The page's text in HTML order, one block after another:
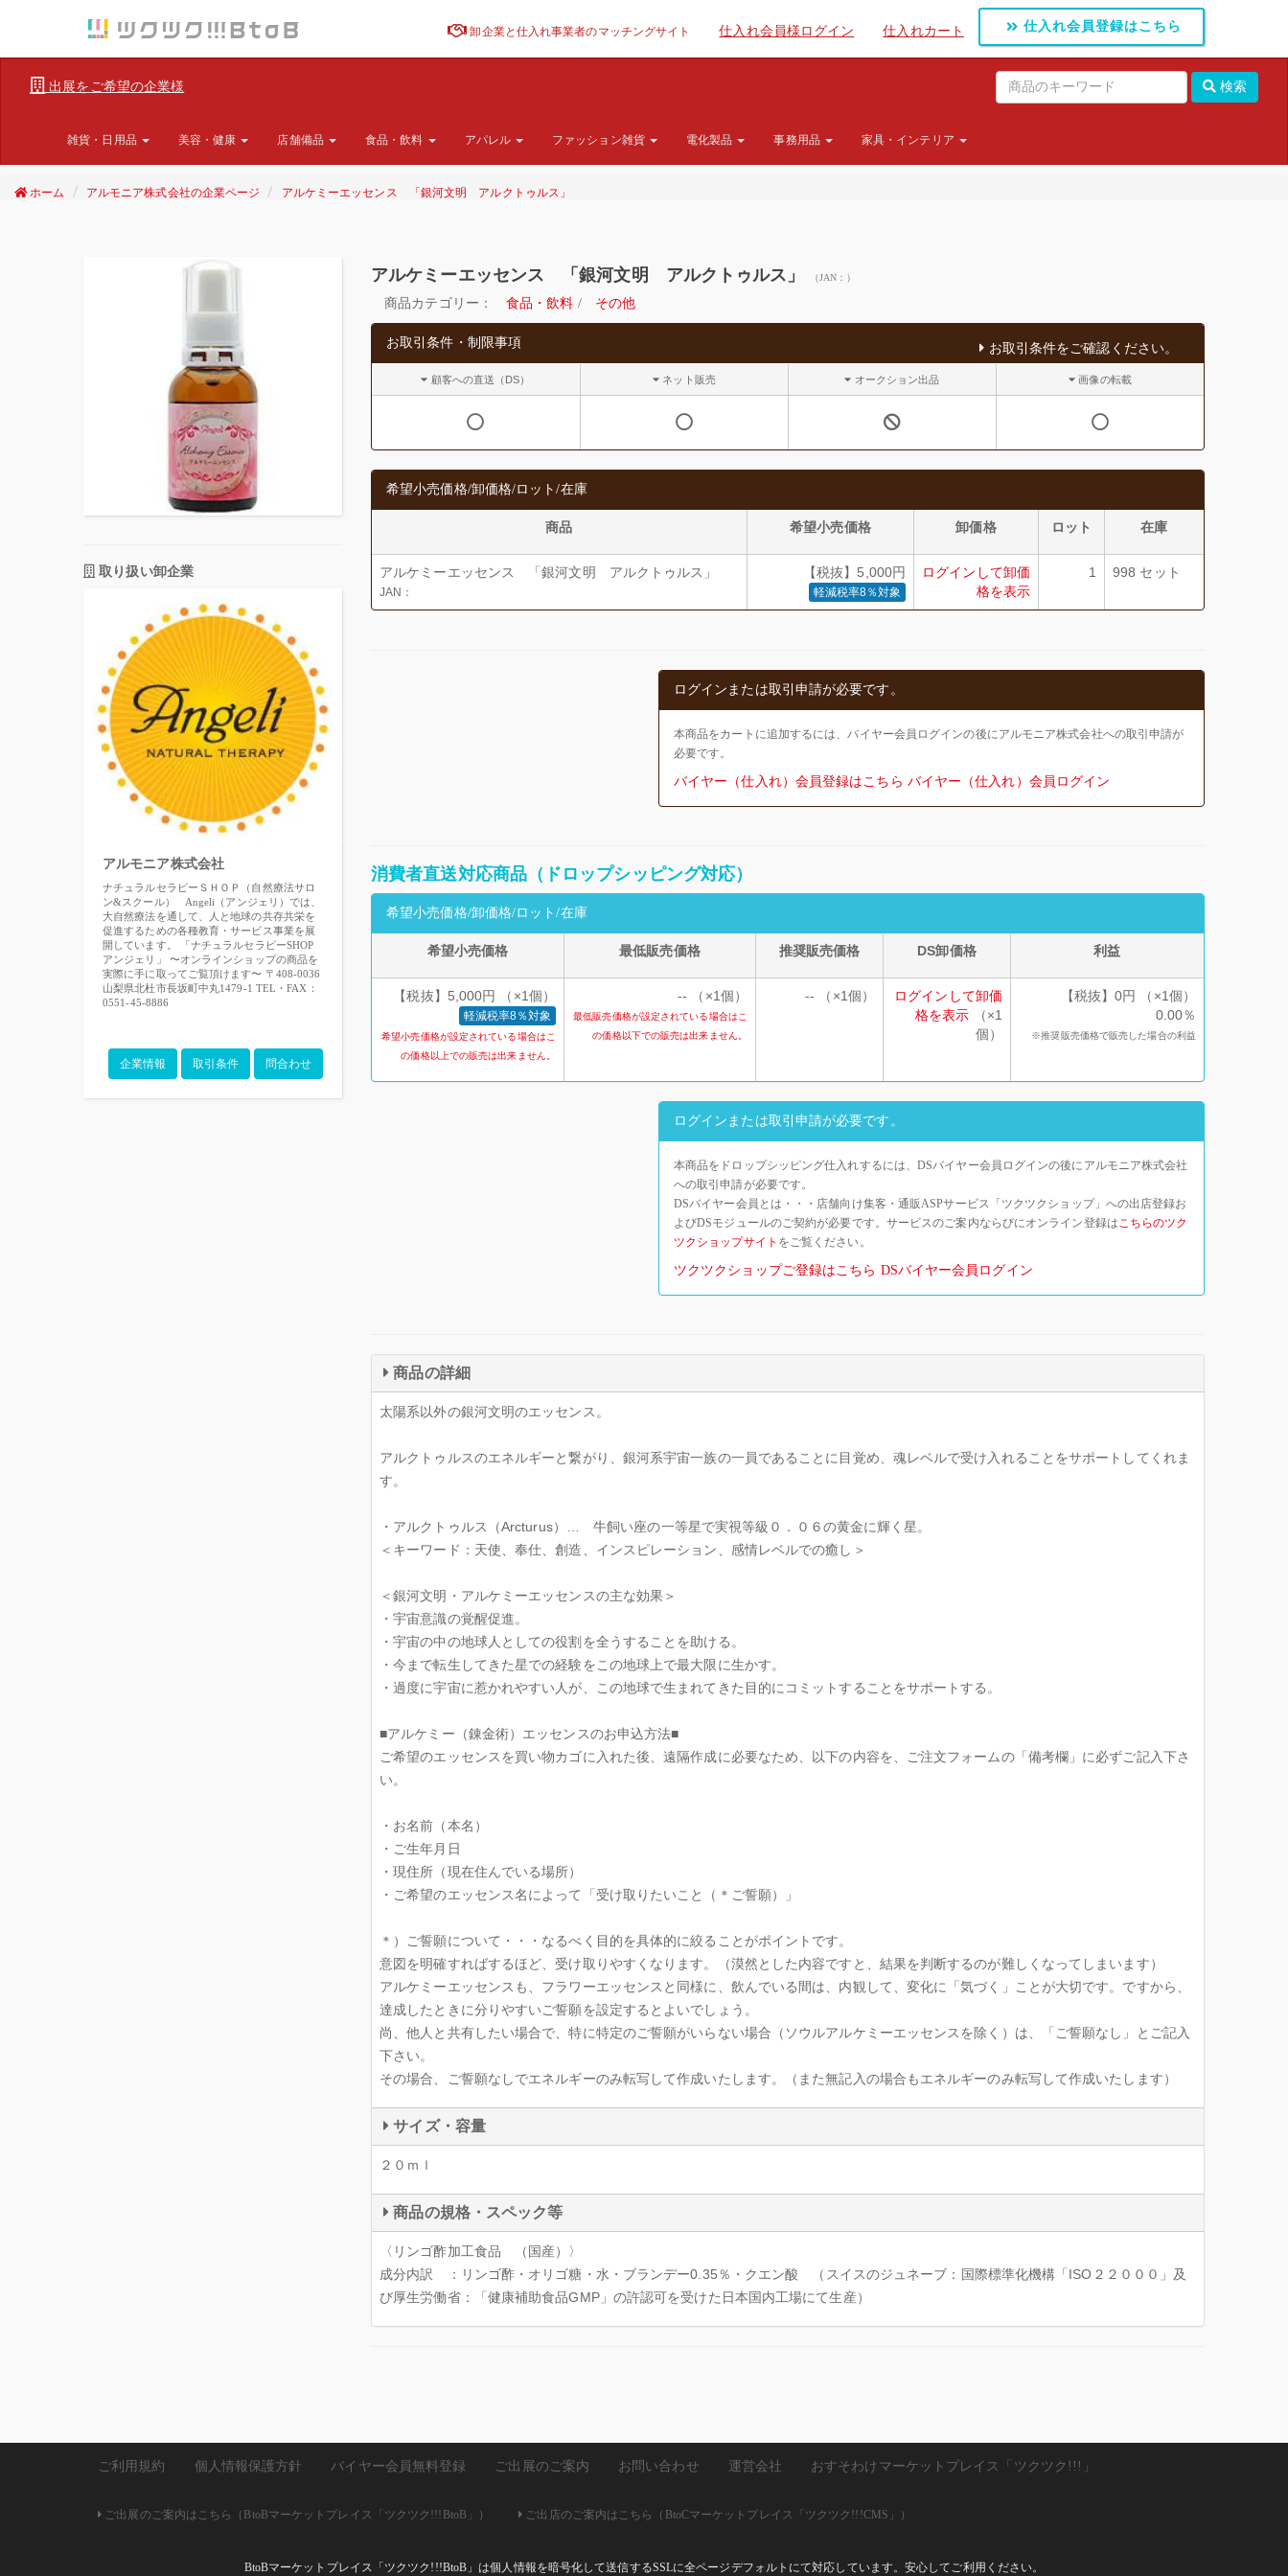
卸企業と仕入れ事業者のマッチングサイト 仕入れ会員様ログイン 仕入れカート 仕入れ会員登録はこちら
出展をご希望の企業様 検索
雑貨・日用品 美容・健康 店舗備品 食品・飲料 アパレル ファッション雑貨 電化製品 事務用品 家具・インテリア
ホーム アルモニア株式会社の企業ページ アルケミーエッセンス 「銀河文明 アルクトゥルス」
取り扱い卸企業
アルモニア株式会社
ナチュラルセラピーＳＨＯＰ（自然療法サロ
ン&スクール） Angeli（アンジェリ）では、
大自然療法を通して、人と地球の共存共栄を
促進するための各種教育・サービス事業を展
開しています。 「ナチュラルセラピーSHOP
アンジェリ」 〜オンラインショップの商品を
実際に手に取ってご覧頂けます〜 〒408-0036
山梨県北杜市長坂町中丸1479-1 TEL・FAX：
0551-45-8886
企業情報 取引条件 問合わせ
アルケミーエッセンス 「銀河文明 アルクトゥルス」 （JAN：）
商品カテゴリー： 食品・飲料 / その他
お取引条件・制限事項 お取引条件をご確認ください。
顧客への直送（DS） ネット販売 オークション出品 画像の転載
希望小売価格/卸価格/ロット/在庫
商品 希望小売価格 卸価格 ロット 在庫
アルケミーエッセンス 「銀河文明 アルクトゥルス」
JAN：
【税抜】5,000円
軽減税率8％対象
ログインして卸価
格を表示
1 998 セット
ログインまたは取引申請が必要です。
本商品をカートに追加するには、バイヤー会員ログインの後にアルモニア株式会社への取引申請が
必要です。
バイヤー（仕入れ）会員登録はこちら バイヤー（仕入れ）会員ログイン
消費者直送対応商品（ドロップシッピング対応）
希望小売価格/卸価格/ロット/在庫
希望小売価格 最低販売価格 推奨販売価格 DS卸価格 利益
【税抜】5,000円 （×1個）
軽減税率8％対象
希望小売価格が設定されている場合はこ
の価格以上での販売は出来ません。
-- （×1個）
最低販売価格が設定されている場合はこ
の価格以下での販売は出来ません。
-- （×1個）
ログインして卸価
格を表示 （×1
個）
【税抜】0円 （×1個）
0.00％
※推奨販売価格で販売した場合の利益
ログインまたは取引申請が必要です。
本商品をドロップシッピング仕入れするには、DSバイヤー会員ログインの後にアルモニア株式会社
への取引申請が必要です。
DSバイヤー会員とは・・・店舗向け集客・通販ASPサービス「ツクツクショップ」への出店登録お
よびDSモジュールのご契約が必要です。サービスのご案内ならびにオンライン登録はこちらのツク
ツクショップサイト をご覧ください。
ツクツクショップご登録はこちら DSバイヤー会員ログイン
商品の詳細
太陽系以外の銀河文明のエッセンス。
アルクトゥルスのエネルギーと繋がり、銀河系宇宙一族の一員であることに目覚め、魂レベルで受け入れることをサポートしてくれま
す。
・アルクトゥルス（Arcturus）… 牛飼い座の一等星で実視等級０．０６の黄金に輝く星。
＜キーワード：天使、奉仕、創造、インスピレーション、感情レベルでの癒し＞
＜銀河文明・アルケミーエッセンスの主な効果＞
・宇宙意識の覚醒促進。
・宇宙の中の地球人としての役割を全うすることを助ける。
・今まで転生してきた星での経験をこの地球上で最大限に生かす。
・過度に宇宙に惹かれやすい人が、この地球で生まれてきた目的にコミットすることをサポートする。
■アルケミー（錬金術）エッセンスのお申込方法■
ご希望のエッセンスを買い物カゴに入れた後、遠隔作成に必要なため、以下の内容を、ご注文フォームの「備考欄」に必ずご記入下さ
い。
・お名前（本名）
・ご生年月日
・現住所（現在住んでいる場所）
・ご希望のエッセンス名によって「受け取りたいこと（＊ご誓願）」
＊）ご誓願について・・・なるべく目的を具体的に絞ることがポイントです。
意図を明確すればするほど、受け取りやすくなります。（漠然とした内容ですと、結果を判断するのが難しくなってしまいます）
アルケミーエッセンスも、フラワーエッセンスと同様に、飲んでいる間は、内観して、変化に「気づく」ことが大切です。ですから、
達成したときに分りやすいご誓願を設定するとよいでしょう。
尚、他人と共有したい場合で、特に特定のご誓願がいらない場合（ソウルアルケミーエッセンスを除く）は、「ご誓願なし」とご記入
下さい。
その場合、ご誓願なしでエネルギーのみ転写して作成いたします。（また無記入の場合もエネルギーのみ転写して作成いたします）
サイズ・容量
２０ｍｌ
商品の規格・スペック等
〈リンゴ酢加工食品 （国産）〉
成分内訳 ：リンゴ酢・オリゴ糖・水・ブランデー0.35％・クエン酸 （スイスのジュネーブ：国際標準化機構「ISO２２０００」及
び厚生労働省：「健康補助食品GMP」の許認可を受けた日本国内工場にて生産）
ご利用規約 個人情報保護方針 バイヤー会員無料登録 ご出展のご案内 お問い合わせ 運営会社 おすそわけマーケットプレイス「ツクツク!!!」
ご出展のご案内はこちら（BtoBマーケットプレイス「ツクツク!!!BtoB」） ご出店のご案内はこちら（BtoCマーケットプレイス「ツクツク!!!CMS」）
BtoBマーケットプレイス「ツクツク!!!BtoB」は個人情報を暗号化して送信するSSLに全ページデフォルトにて対応しています。安心してご利用ください。